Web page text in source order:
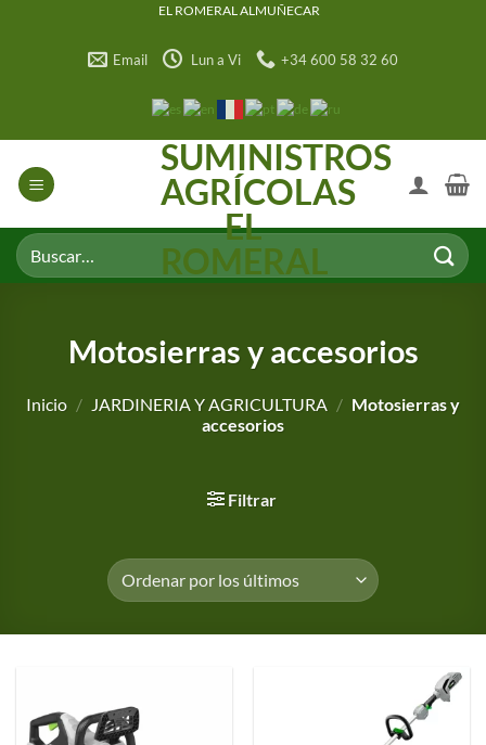
EL ROMERAL ALMUÑECAR
Email Lun a Vi +34 600 58 32 60
SUMINISTROS
AGRÍCOLAS
EL
ROMERAL
Buscar
por:
Motosierras y accesorios
Inicio / JARDINERIA Y AGRICULTURA / Motosierras y
accesorios
Filtrar